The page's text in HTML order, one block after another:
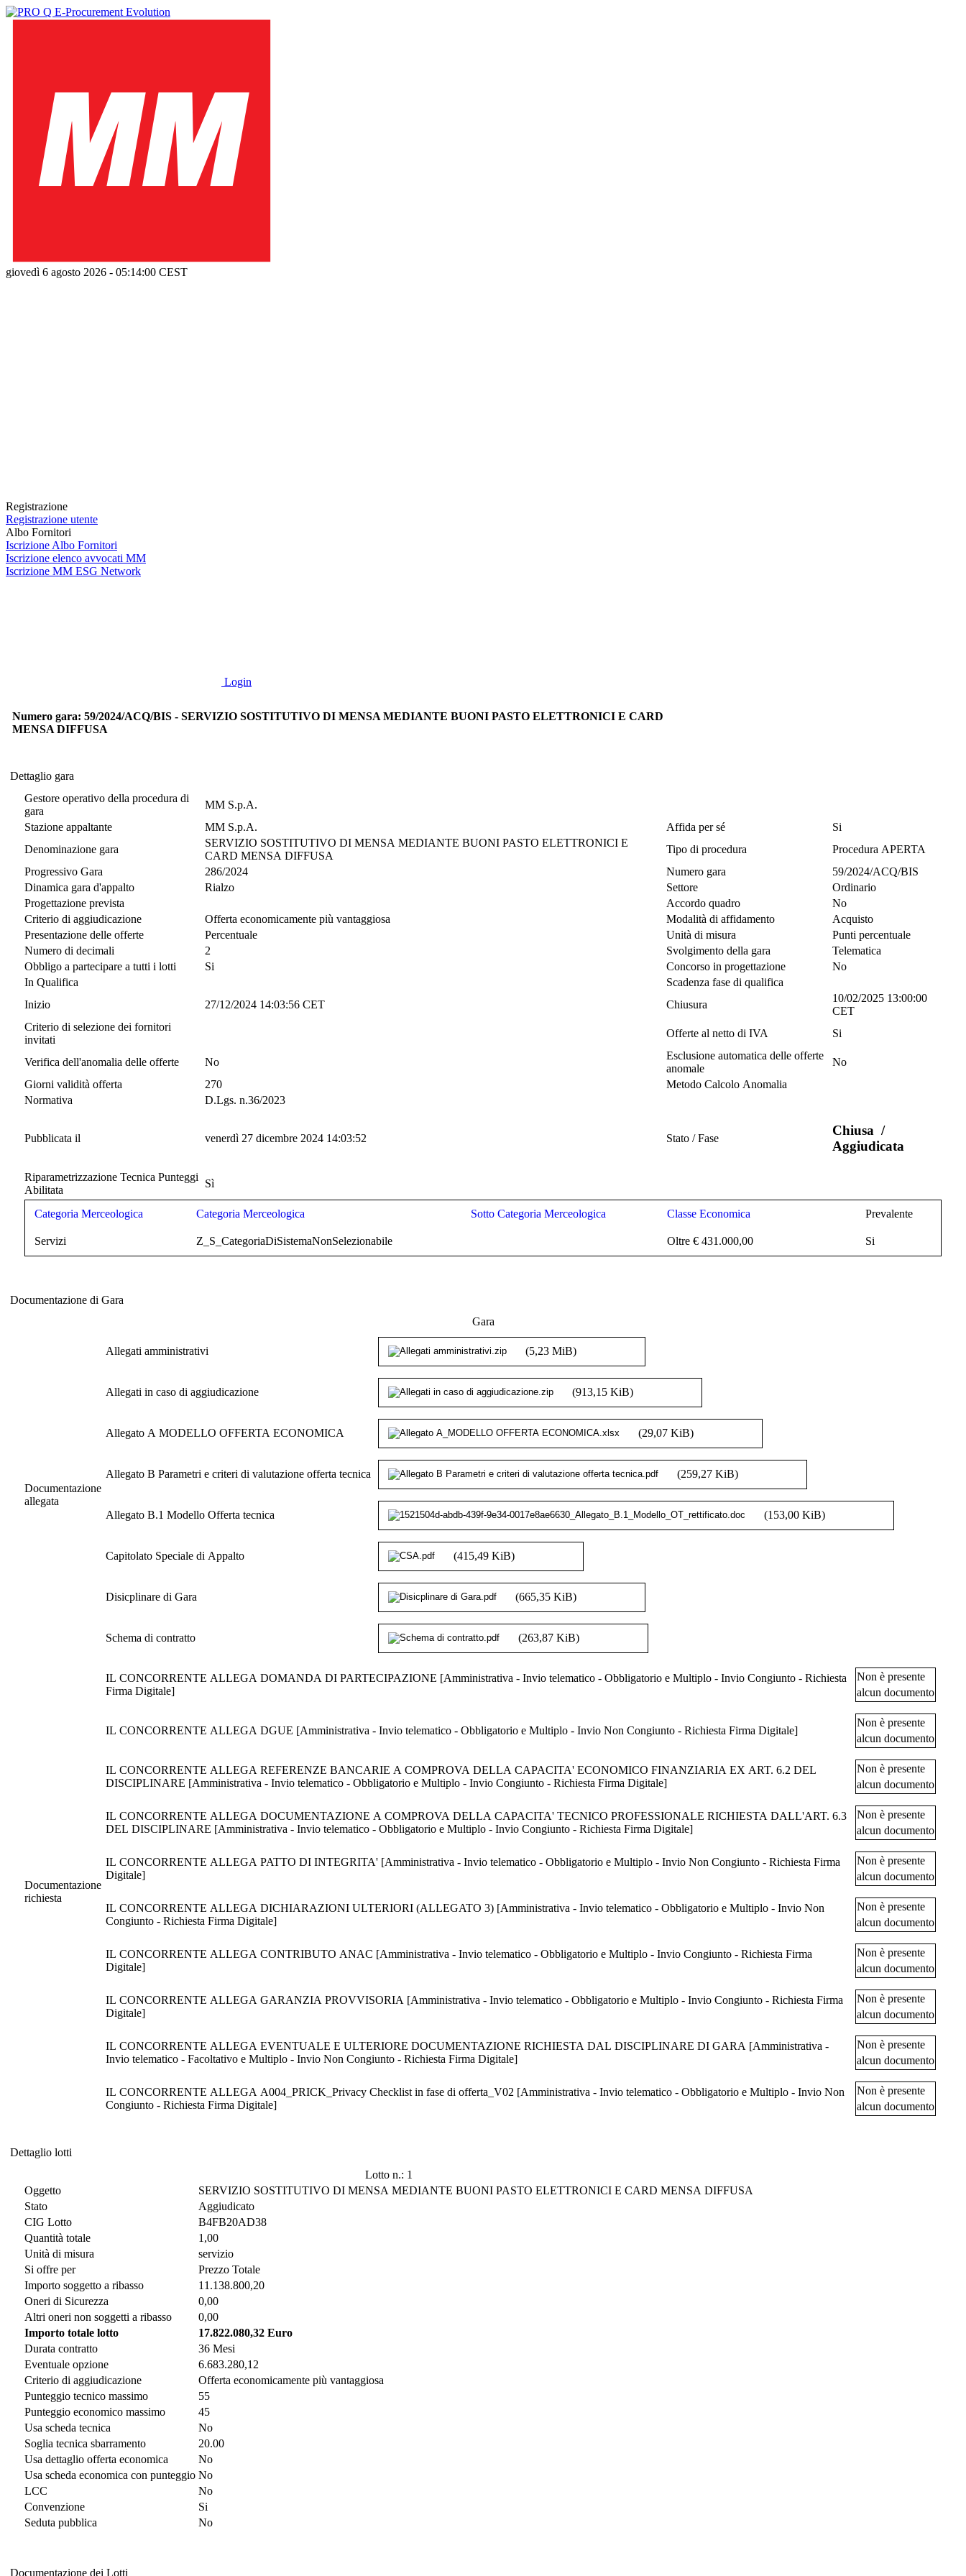
giovedì 6 agosto 2026 - 05:14:01 CEST
Registrazione
Registrazione utente
Albo Fornitori
Iscrizione Albo Fornitori
Iscrizione elenco avvocati MM
Iscrizione MM ESG Network
Login
Numero gara: 59/2024/ACQ/BIS - SERVIZIO SOSTITUTIVO DI MENSA MEDIANTE BUONI PASTO ELETTRONICI E CARD
MENSA DIFFUSA
Dettaglio gara
Gestore operativo della procedura di
gara
MM S.p.A.
Stazione appaltante
MM S.p.A. Affida per sé
Si
Denominazione gara
SERVIZIO SOSTITUTIVO DI MENSA MEDIANTE BUONI PASTO ELETTRONICI E
CARD MENSA DIFFUSA
Tipo di procedura
Procedura APERTA
Progressivo Gara
286/2024 Numero gara
59/2024/ACQ/BIS
Dinamica gara d'appalto
Rialzo Settore
Ordinario
Progettazione prevista
Accordo quadro
No
Criterio di aggiudicazione
Offerta economicamente più vantaggiosa Modalità di affidamento
Acquisto
Presentazione delle offerte
Percentuale Unità di misura
Punti percentuale
Numero di decimali
2 Svolgimento della gara
Telematica
Obbligo a partecipare a tutti i lotti
Si Concorso in progettazione
No
In Qualifica
Scadenza fase di qualifica
Inizio
27/12/2024 14:03:56 CET Chiusura
10/02/2025 13:00:00
CET
Criterio di selezione dei fornitori
invitati
Offerte al netto di IVA Si
Verifica dell'anomalia delle offerte No
Esclusione automatica delle offerte
anomale
No
Giorni validità offerta
270
Metodo Calcolo Anomalia
Normativa
D.Lgs. n.36/2023
Pubblicata il venerdì 27 dicembre 2024 14:03:52 Stato / Fase Chiusa /
Aggiudicata
Riparametrizzazione Tecnica Punteggi
Abilitata
Sì
Categoria Merceologica Categoria Merceologica Sotto Categoria Merceologica Classe Economica Prevalente
Servizi Z_S_CategoriaDiSistemaNonSelezionabile Oltre € 431.000,00 Si
Documentazione di Gara
Gara
Documentazione
allegata
Allegati amministrativi (5,23 MiB)
Allegati in caso di aggiudicazione (913,15 KiB)
Allegato A MODELLO OFFERTA ECONOMICA (29,07 KiB)
Allegato B Parametri e criteri di valutazione offerta tecnica (259,27 KiB)
Allegato B.1 Modello Offerta tecnica (153,00 KiB)
Capitolato Speciale di Appalto (415,49 KiB)
Disicplinare di Gara (665,35 KiB)
Schema di contratto (263,87 KiB)
Documentazione
richiesta
IL CONCORRENTE ALLEGA DOMANDA DI PARTECIPAZIONE [Amministrativa - Invio telematico - Obbligatorio e Multiplo - Invio Congiunto - Richiesta
Firma Digitale]
Non è presente
alcun documento
IL CONCORRENTE ALLEGA DGUE [Amministrativa - Invio telematico - Obbligatorio e Multiplo - Invio Non Congiunto - Richiesta Firma Digitale]
Non è presente
alcun documento
IL CONCORRENTE ALLEGA REFERENZE BANCARIE A COMPROVA DELLA CAPACITA' ECONOMICO FINANZIARIA EX ART. 6.2 DEL
DISCIPLINARE [Amministrativa - Invio telematico - Obbligatorio e Multiplo - Invio Congiunto - Richiesta Firma Digitale]
Non è presente
alcun documento
IL CONCORRENTE ALLEGA DOCUMENTAZIONE A COMPROVA DELLA CAPACITA' TECNICO PROFESSIONALE RICHIESTA DALL'ART. 6.3
DEL DISCIPLINARE [Amministrativa - Invio telematico - Obbligatorio e Multiplo - Invio Congiunto - Richiesta Firma Digitale]
Non è presente
alcun documento
IL CONCORRENTE ALLEGA PATTO DI INTEGRITA' [Amministrativa - Invio telematico - Obbligatorio e Multiplo - Invio Non Congiunto - Richiesta Firma
Digitale]
Non è presente
alcun documento
IL CONCORRENTE ALLEGA DICHIARAZIONI ULTERIORI (ALLEGATO 3) [Amministrativa - Invio telematico - Obbligatorio e Multiplo - Invio Non
Congiunto - Richiesta Firma Digitale]
Non è presente
alcun documento
IL CONCORRENTE ALLEGA CONTRIBUTO ANAC [Amministrativa - Invio telematico - Obbligatorio e Multiplo - Invio Congiunto - Richiesta Firma
Digitale]
Non è presente
alcun documento
IL CONCORRENTE ALLEGA GARANZIA PROVVISORIA [Amministrativa - Invio telematico - Obbligatorio e Multiplo - Invio Congiunto - Richiesta Firma
Digitale]
Non è presente
alcun documento
IL CONCORRENTE ALLEGA EVENTUALE E ULTERIORE DOCUMENTAZIONE RICHIESTA DAL DISCIPLINARE DI GARA [Amministrativa -
Invio telematico - Facoltativo e Multiplo - Invio Non Congiunto - Richiesta Firma Digitale]
Non è presente
alcun documento
IL CONCORRENTE ALLEGA A004_PRICK_Privacy Checklist in fase di offerta_V02 [Amministrativa - Invio telematico - Obbligatorio e Multiplo - Invio Non
Congiunto - Richiesta Firma Digitale]
Non è presente
alcun documento
Dettaglio lotti
Lotto n.: 1
Oggetto
SERVIZIO SOSTITUTIVO DI MENSA MEDIANTE BUONI PASTO ELETTRONICI E CARD MENSA DIFFUSA
Stato
Aggiudicato
CIG Lotto
B4FB20AD38
Quantità totale
1,00
Unità di misura
servizio
Si offre per
Prezzo Totale
Importo soggetto a ribasso
11.138.800,20
Oneri di Sicurezza
0,00
Altri oneri non soggetti a ribasso
0,00
Importo totale lotto
17.822.080,32 Euro
Durata contratto
36 Mesi
Eventuale opzione
6.683.280,12
Criterio di aggiudicazione
Offerta economicamente più vantaggiosa
Punteggio tecnico massimo
55
Punteggio economico massimo
45
Usa scheda tecnica
No
Soglia tecnica sbarramento
20.00
Usa dettaglio offerta economica
No
Usa scheda economica con punteggio No
LCC
No
Convenzione
Si
Seduta pubblica
No
Documentazione dei Lotti